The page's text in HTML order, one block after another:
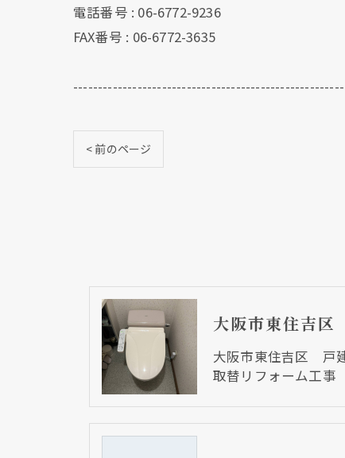
電話番号 : 06-6772-9236
FAX番号 : 06-6772-3635
< 前のページ
大阪市東住吉区 戸
取替リフォーム工